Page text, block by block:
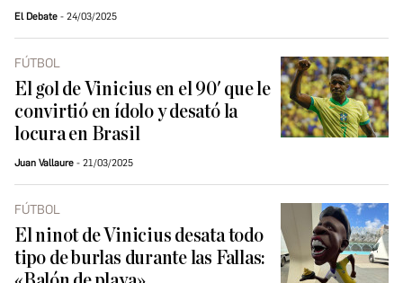
El Debate 24/03/2025
FÚTBOL
El gol de Vinicius en el 90' que le
convirtió en ídolo y desató la
locura en Brasil
Juan Vallaure 21/03/2025
FÚTBOL
El ninot de Vinicius desata todo
tipo de burlas durante las Fallas: